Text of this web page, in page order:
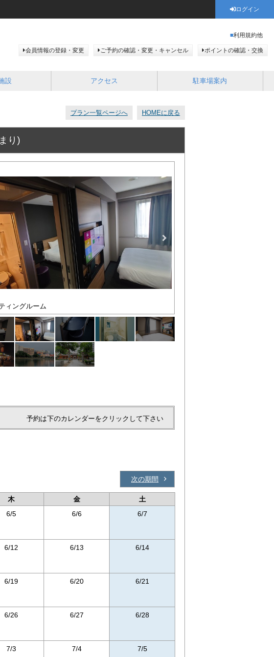
ログイン
利用規約他
会員情報の登録・変更 ご予約の確認・変更・キャンセル ポイントの確認・交換
設 アクセス 駐車場案内
プラン一覧ページへ HOMEに戻る
り)
ィングルーム
予約は下のカレンダーをクリックして下さい
次の期間
木 金
土
6/5 6/6 6/7
6/12 6/13 6/14
6/19 6/20 6/21
6/26 6/27 6/28
7/3 7/4 7/5